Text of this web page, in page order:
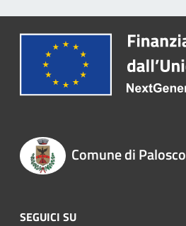
Comune di Palosco
SEGUICI SU